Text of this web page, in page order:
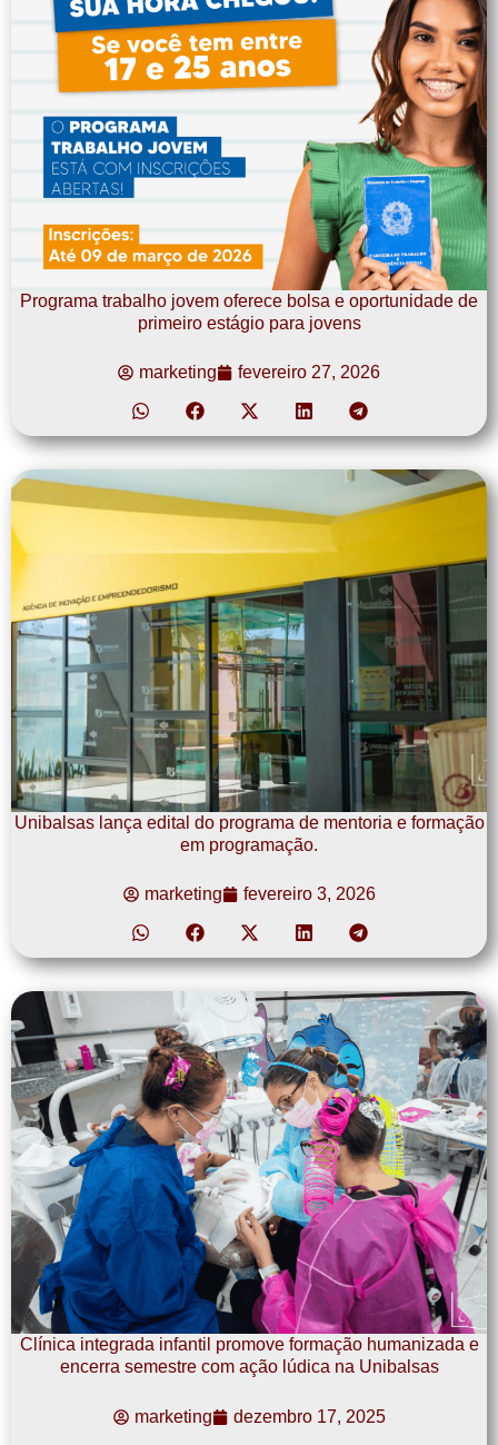
Programa trabalho jovem oferece bolsa e oportunidade de
primeiro estágio para jovens
marketing fevereiro 27, 2026
Unibalsas lança edital do programa de mentoria e formação
em programação.
marketing fevereiro 3, 2026
Clínica integrada infantil promove formação humanizada e
encerra semestre com ação lúdica na Unibalsas
marketing dezembro 17, 2025